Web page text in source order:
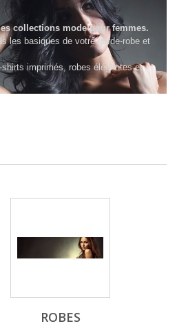
collections mode pour femmes.
les basiques de votre garde-robe et
imprimés, robes élégantes et
ROBES